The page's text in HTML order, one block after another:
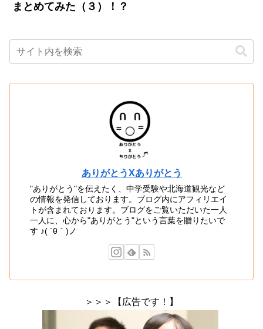
まとめてみた（３）！？
ありがとうXありがとう
"ありがとう"を伝えたく、中学受験や北海道観光など
の情報を発信しております。ブログ内にアフィリエイ
トが含まれております。ブログをご覧いただいた一人
一人に、心から"ありがとう"という言葉を贈りたいで
す ♪( ´θ｀)ノ
＞＞＞【広告です！】